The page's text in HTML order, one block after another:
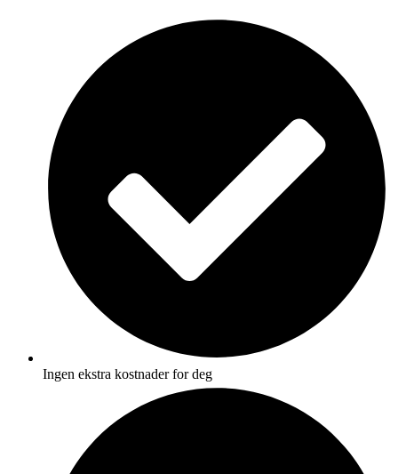
Ingen ekstra kostnader for deg